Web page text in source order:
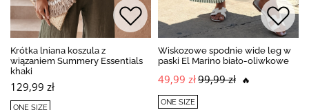
Krótka lniana koszula z
wiązaniem Summery Essentials
khaki
129,99 zł
ONE SIZE
Wiskozowe spodnie wide leg w
paski El Marino biało-oliwkowe
49,99 zł99,99 zł 🔥
ONE SIZE